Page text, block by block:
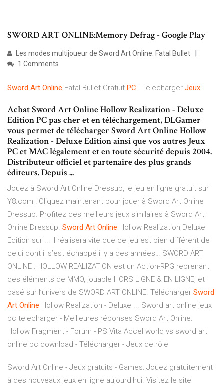
SWORD ART ONLINE:Memory Defrag - Google Play
Les modes multijoueur de Sword Art Online: Fatal Bullet
1 Comments
Sword Art Online Fatal Bullet Gratuit PC | Telecharger Jeux
Achat Sword Art Online Hollow Realization - Deluxe
Edition PC pas cher et en téléchargement, DLGamer
vous permet de télécharger Sword Art Online Hollow
Realization - Deluxe Edition ainsi que vos autres Jeux
PC et MAC légalement et en toute sécurité depuis 2004.
Distributeur officiel et partenaire des plus grands
éditeurs. Depuis ...
Jouez à Sword Art Online Dressup, le jeu en ligne gratuit sur
Y8.com ! Cliquez maintenant pour jouer à Sword Art Online
Dressup. Profitez des meilleurs jeux similaires à Sword Art
Online Dressup. Sword Art Online Hollow Realization Deluxe
Edition sur ... Il réalisera vite que ce jeu est bien différent de
celui dont il s’est échappé il y a des années… SWORD ART
ONLINE : HOLLOW REALIZATION est un Action-RPG reprenant
des éléments de MMO, jouable HORS LIGNE & EN LIGNE, et
basé sur l’univers de SWORD ART ONLINE. Télécharger Sword
Art Online Hollow Realization - Deluxe ... Sword art online jeux
pc telecharger - Meilleures réponses Sword Art Online:
Hollow Fragment - Forum - PS Vita Accel world vs sword art
online pc download - Télécharger - Jeux de rôle
Sword Art Online - Jeux gratuits - Games: Jouez gratuitement
à des nouveaux jeux en ligne aujourd'hui. Visitez le site